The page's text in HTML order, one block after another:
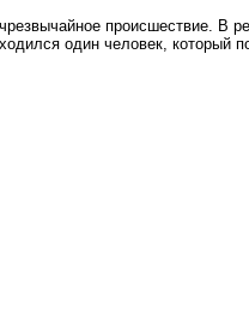
происшествие. В
один человек, который